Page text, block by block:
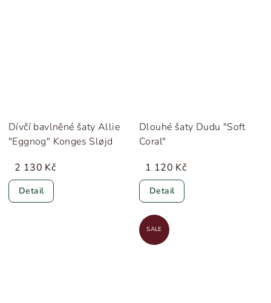
Dívčí bavlněné šaty Allie
"Eggnog" Konges Sløjd
2 130 Kč
Detail
Dlouhé šaty Dudu "Soft
Coral"
1 120 Kč
Detail
SALE